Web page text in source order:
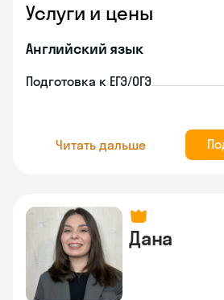
Услуги и цены
Английский язык
Подготовка к ЕГЭ/ОГЭ
Читать дальше
Дана